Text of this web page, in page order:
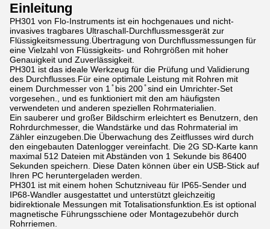
Einleitung
PH301 von Flo-Instruments ist ein hochgenaues und nicht-
invasives tragbares Ultraschall-Durchflussmessgerät zur
Flüssigkeitsmessung.Übertragung von Durchflussmessungen für
eine Vielzahl von Flüssigkeits- und Rohrgrößen mit hoher
Genauigkeit und Zuverlässigkeit.
PH301 ist das ideale Werkzeug für die Prüfung und Validierung
des Durchflusses.Für eine optimale Leistung mit Rohren mit
einem Durchmesser von 1 ̊ bis 200 ̊ sind ein Umrichter-Set
vorgesehen., und es funktioniert mit den am häufigsten
verwendeten und anderen speziellen Rohrmaterialien.
Ein sauberer und großer Bildschirm erleichtert es Benutzern, den
Rohrdurchmesser, die Wandstärke und das Rohrmaterial im
Zähler einzugeben.Die Überwachung des Zeitflusses wird durch
den eingebauten Datenlogger vereinfacht. Die 2G SD-Karte kann
maximal 512 Dateien mit Abständen von 1 Sekunde bis 86400
Sekunden speichern. Diese Daten können über ein USB-Stick auf
Ihren PC heruntergeladen werden.
PH301 ist mit einem hohen Schutzniveau für IP65-Sender und
IP68-Wandler ausgestattet und unterstützt gleichzeitig
bidirektionale Messungen mit Totalisationsfunktion.Es ist optional
magnetische Führungsschiene oder Montagezubehör durch
Rohrriemen.